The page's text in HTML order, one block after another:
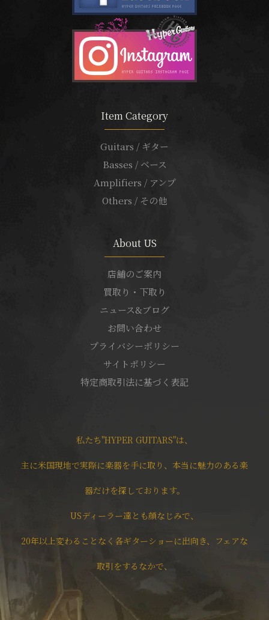
Item Category
Guitars / ギター
Basses / ベース
Amplifiers / アンプ
Others / その他
About US
店舗のご案内
買取り・下取り
ニュース&ブログ
お問い合わせ
プライバシーポリシー
サイトポリシー
特定商取引法に基づく表記
私たち"HYPER GUITARS"は、
主に米国現地で実際に楽器を手に取り、本当に魅力のある楽
器だけを探しております。
USディーラー達とも顔なじみで、
20年以上変わることなく各ギターショーに出向き、フェアな
取引をするなかで、